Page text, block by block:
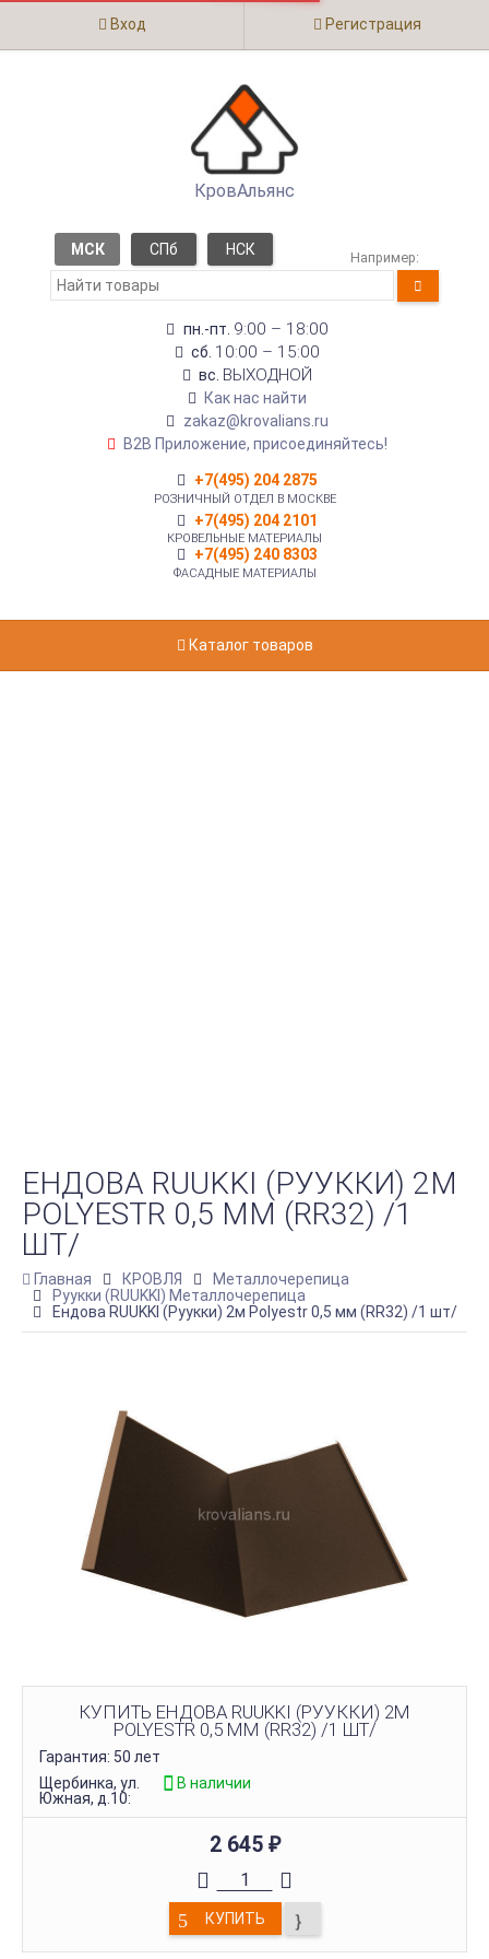
Вход Регистрация
КровАльянс
МСК СПб НСК Например:
пн.-пт. 9:00 – 18:00
сб. 10:00 – 15:00
вс. ВЫХОДНОЙ
Как нас найти
zakaz@krovalians.ru
B2B Приложение, присоединяйтесь!
+7(495) 204 2875
РОЗНИЧНЫЙ ОТДЕЛ В МОСКВЕ
+7(495) 204 2101
КРОВЕЛЬНЫЕ МАТЕРИАЛЫ
+7(495) 240 8303
ФАСАДНЫЕ МАТЕРИАЛЫ
Каталог товаров
ЕНДОВА RUUKKI (РУУККИ) 2М
POLYESTR 0,5 ММ (RR32) /1
ШТ/
Главная КРОВЛЯ
Металлочерепица
Руукки (RUUKKI) Металлочерепица
Ендова RUUKKI (Руукки) 2м Polyestr 0,5 мм (RR32) /1 шт/
КУПИТЬ ЕНДОВА RUUKKI (РУУККИ) 2М
POLYESTR 0,5 ММ (RR32) /1 ШТ/
Гарантия: 50 лет
Щербинка, ул.
Южная, д.10:
В наличии
2 645 ₽
КУПИТЬ